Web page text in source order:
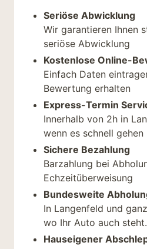
Seriöse Abwicklung
Wir garantieren Ihnen
seriöse Abwicklung
Kostenlose Online-
Einfach Daten
Bewertung erhalten
Express-Termin
Innerhalb von 2h in
wenn es schnell gehen
Sichere Bezahlung
Barzahlung bei
Echzeitüberweisung
Bundesweite
In Langenfeld und
wo Ihr Auto auch steht.
Hauseigener